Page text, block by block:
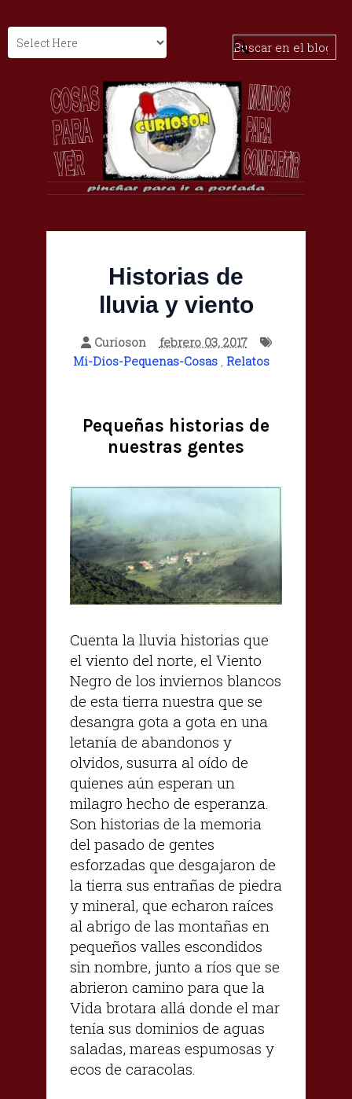
Historias de
lluvia y viento
Curioson
febrero 03, 2017
Mi-Dios-Pequenas-Cosas , Relatos
Pequeñas historias de
nuestras gentes
Cuenta la lluvia historias que
el viento del norte, el Viento
Negro de los inviernos blancos
de esta tierra nuestra que se
desangra gota a gota en una
letanía de abandonos y
olvidos, susurra al oído de
quienes aún esperan un
milagro hecho de esperanza.
Son historias de la memoria
del pasado de gentes
esforzadas que desgajaron de
la tierra sus entrañas de piedra
y mineral, que echaron raíces
al abrigo de las montañas en
pequeños valles escondidos
sin nombre, junto a ríos que se
abrieron camino para que la
Vida brotara allá donde el mar
tenía sus dominios de aguas
saladas, mareas espumosas y
ecos de caracolas.